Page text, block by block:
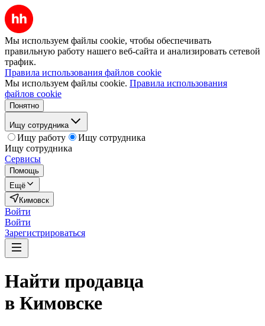
Мы используем файлы cookie, чтобы обеспечивать
правильную работу нашего веб-сайта и анализировать сетевой
трафик.
Правила использования файлов cookie
Мы используем файлы cookie. Правила использования
файлов cookie
Понятно
Ищу сотрудника
Ищу работу
Ищу сотрудника
Ищу сотрудника
Сервисы
Помощь
Ещё
Кимовск
Войти
Войти
Зарегистрироваться
Найти продавца
в Кимовске